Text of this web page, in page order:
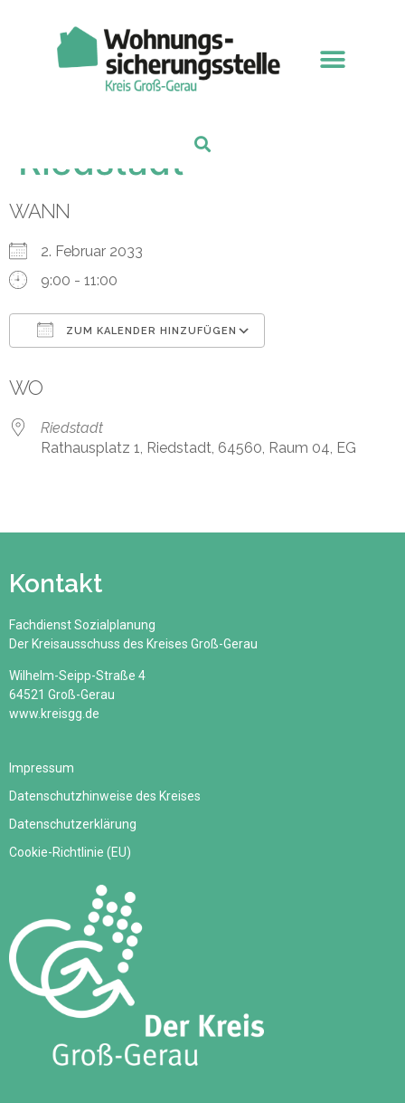
Riedstadt
WANN
2. Februar 2033
9:00 - 11:00
ZUM KALENDER HINZUFÜGEN
WO
Riedstadt
Rathausplatz 1, Riedstadt, 64560, Raum 04, EG
Kontakt
Fachdienst Sozialplanung
Der Kreisausschuss des Kreises Groß-Gerau
Wilhelm-Seipp-Straße 4
64521 Groß-Gerau
www.kreisgg.de
Impressum
Datenschutzhinweise des Kreises
Datenschutzerklärung
Cookie-Richtlinie (EU)